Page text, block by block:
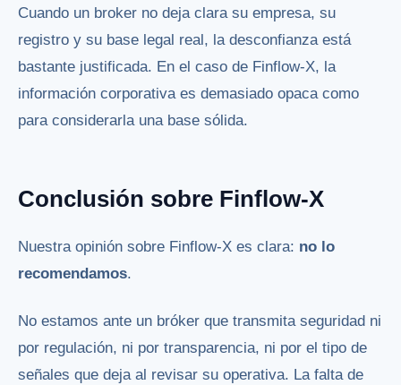
Cuando un broker no deja clara su empresa, su
registro y su base legal real, la desconfianza está
bastante justificada. En el caso de Finflow-X, la
información corporativa es demasiado opaca como
para considerarla una base sólida.
Conclusión sobre Finflow-X
Nuestra opinión sobre Finflow-X es clara: no lo
recomendamos.
No estamos ante un bróker que transmita seguridad ni
por regulación, ni por transparencia, ni por el tipo de
señales que deja al revisar su operativa. La falta de